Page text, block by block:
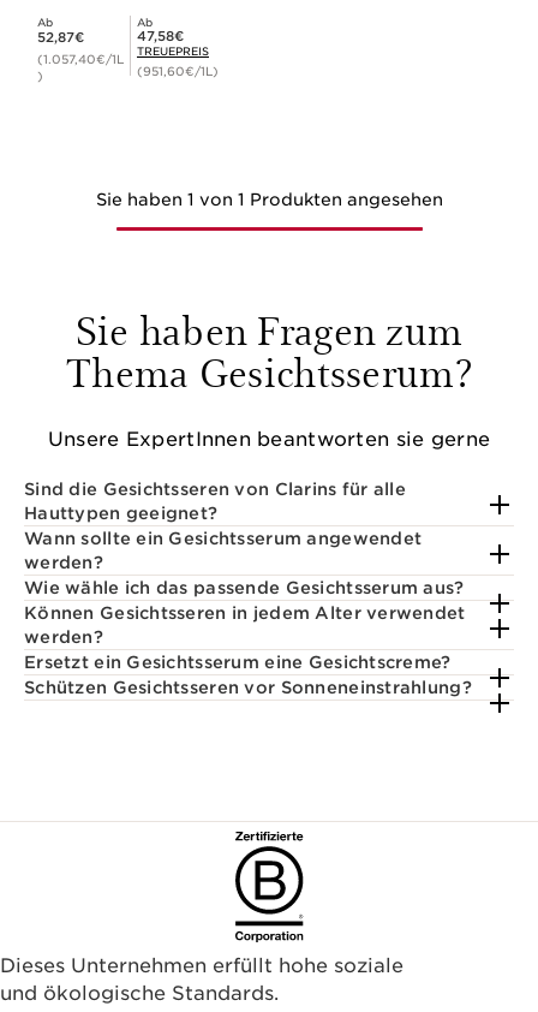
Ab
Aktueller Preis 52,87€
52,87€
(1.057,40€/1L
)
Ab
Mitgliederpreis 47,58€
47,58€
TREUEPREIS
(951,60€/1L)
Sie haben 1 von 1 Produkten angesehen
Sie haben Fragen zum
Thema Gesichtsserum?
Unsere ExpertInnen beantworten sie gerne
Sind die Gesichtsseren von Clarins für alle
Hauttypen geeignet?
Wann sollte ein Gesichtsserum angewendet
werden?
Wie wähle ich das passende Gesichtsserum aus?
Können Gesichtsseren in jedem Alter verwendet
werden?
Ersetzt ein Gesichtsserum eine Gesichtscreme?
Schützen Gesichtsseren vor Sonneneinstrahlung?
Dieses Unternehmen erfüllt hohe soziale
und ökologische Standards.